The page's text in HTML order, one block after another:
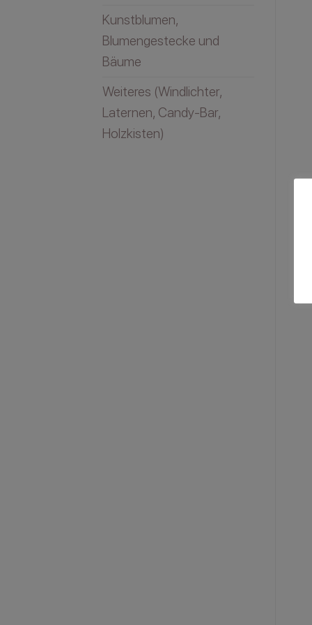
Kunstblumen,
Blumengestecke und
Bäume
Weiteres (Windlichter,
Laternen, Candy-Bar,
Holzkisten)